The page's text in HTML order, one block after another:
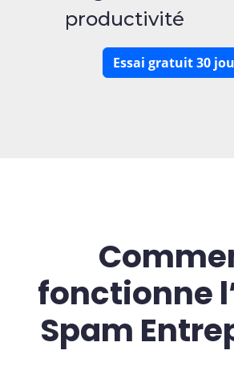
productivité
Essai gratuit 30
fonctionne
Spam